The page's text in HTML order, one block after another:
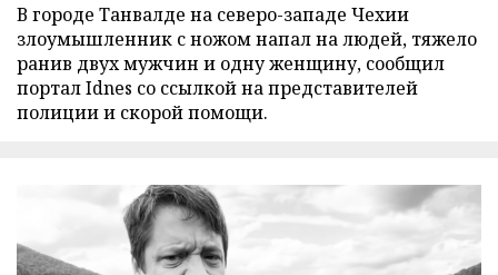
В городе Танвалде на северо-западе Чехии
злоумышленник с ножом напал на людей, тяжело
ранив двух мужчин и одну женщину, сообщил
портал Idnes со ссылкой на представителей
полиции и скорой помощи.